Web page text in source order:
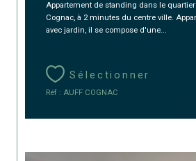
Appartement de standing dans le
Cognac, à 2 minutes du centre ville.
avec jardin, il se compose d'une...
Sélectionner
Réf : AUFF COGNAC